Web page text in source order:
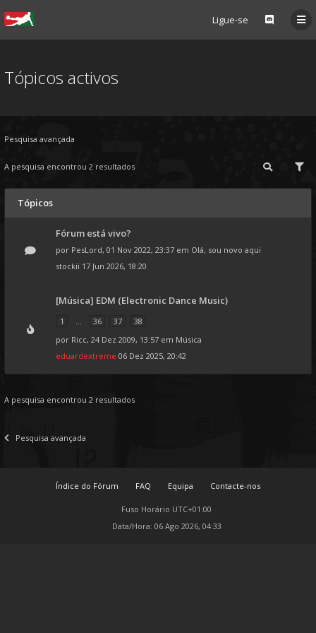
Ligue-se
Tópicos activos
Pesquisa avançada
A pesquisa encontrou 2 resultados
Tópicos
Fórum está vivo?
por PesLord, 01 Nov 2022, 23:37 em Olá, sou novo aqui
stockii 17 Jun 2026, 18:20
[Música] EDM (Electronic Dance Music)
1 ... 36 37
38
por Ricc, 24 Dez 2009, 13:57 em Música
eduardextreme 06 Dez 2025, 20:42
A pesquisa encontrou 2 resultados
Pesquisa avançada
Índice do Fórum FAQ Equipa Contacte-nos
Fuso Horário UTC+01:00
Data/Hora: 06 Ago 2026, 04:33